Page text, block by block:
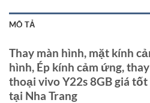
MÔ TẢ
Thay màn hình, mặt kính
hình, Ép kính cảm ứng,
thoại vivo Y22s 8GB giá
tại Nha Trang